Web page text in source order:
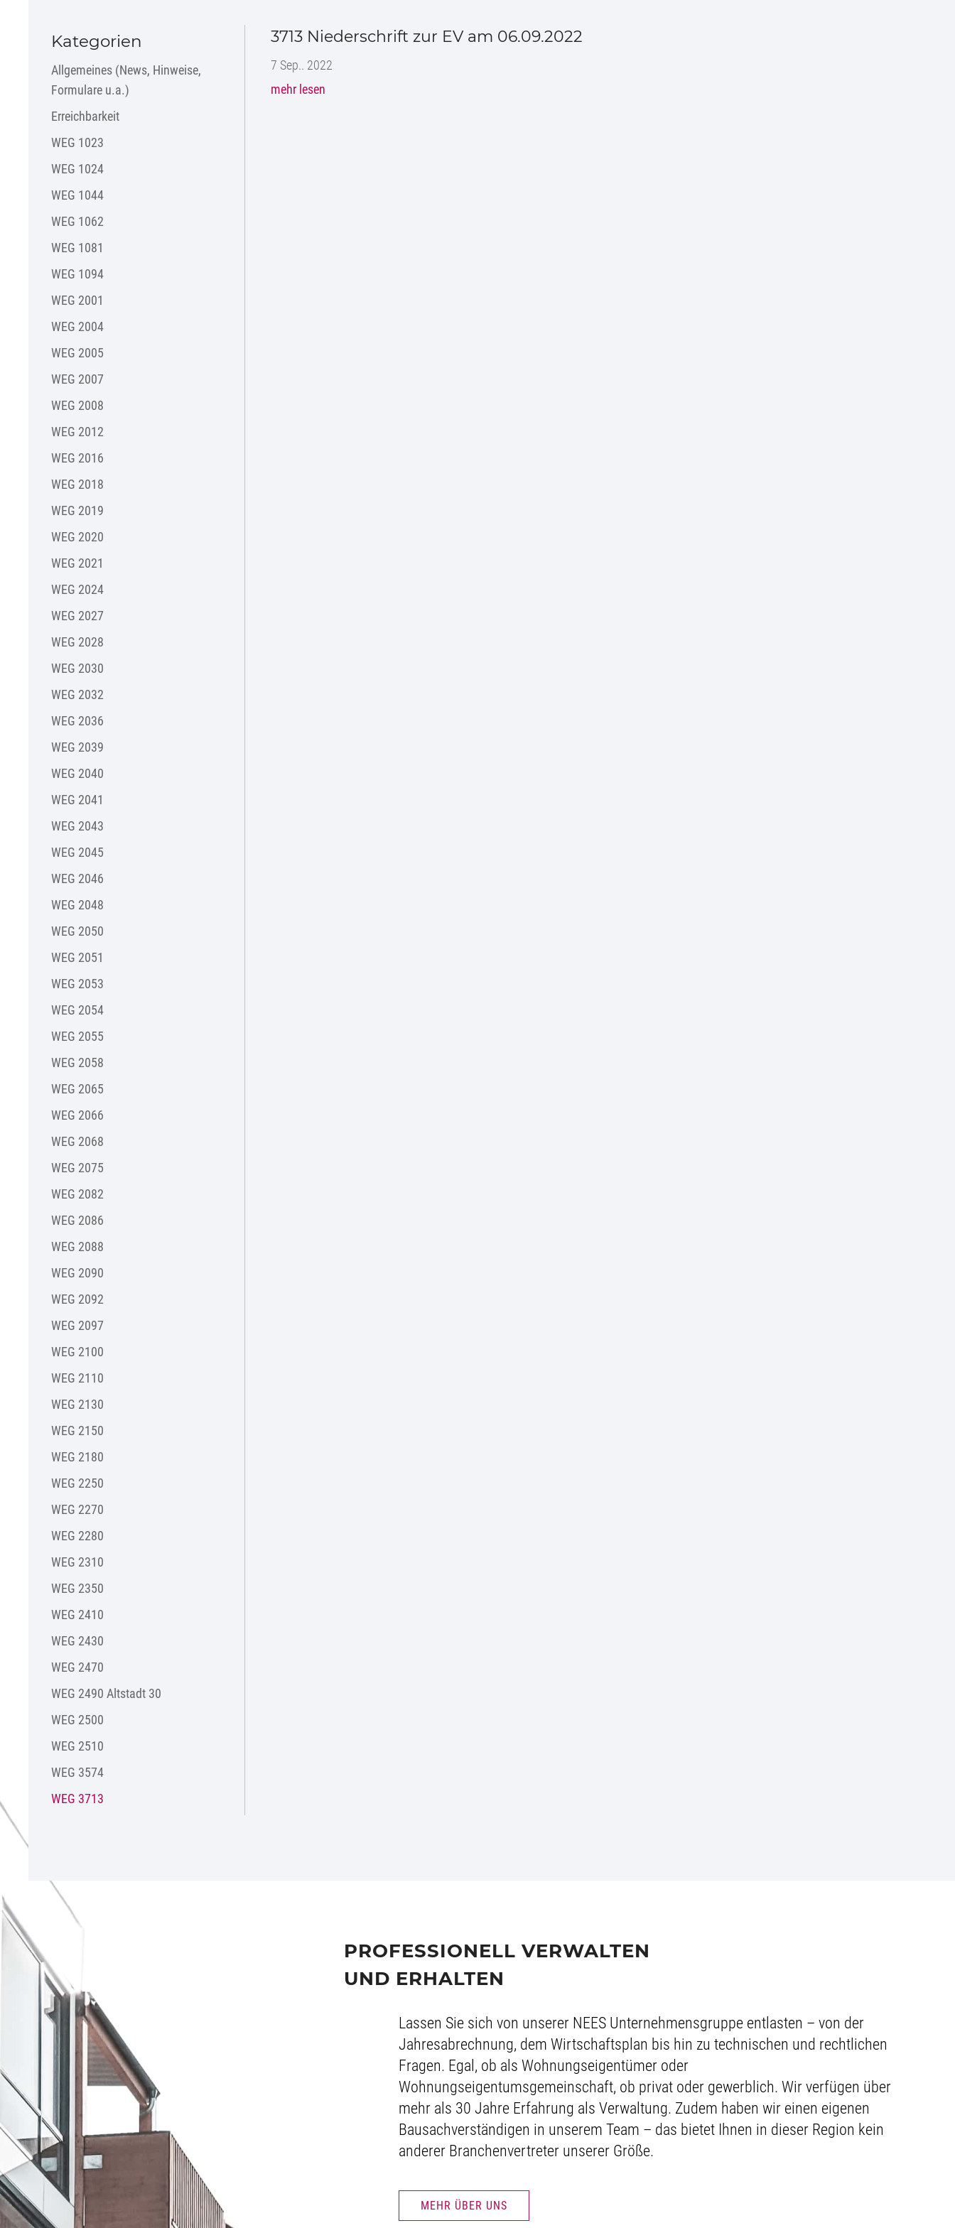
Kategorien
Allgemeines (News, Hinweise,
Formulare u.a.)
Erreichbarkeit
WEG 1023
WEG 1024
WEG 1044
WEG 1062
WEG 1081
WEG 1094
WEG 2001
WEG 2004
WEG 2005
WEG 2007
WEG 2008
WEG 2012
WEG 2016
WEG 2018
WEG 2019
WEG 2020
WEG 2021
WEG 2024
WEG 2027
WEG 2028
WEG 2030
WEG 2032
WEG 2036
WEG 2039
WEG 2040
WEG 2041
WEG 2043
WEG 2045
WEG 2046
WEG 2048
WEG 2050
WEG 2051
WEG 2053
WEG 2054
WEG 2055
WEG 2058
WEG 2065
WEG 2066
WEG 2068
WEG 2075
WEG 2082
WEG 2086
WEG 2088
WEG 2090
WEG 2092
WEG 2097
WEG 2100
WEG 2110
WEG 2130
WEG 2150
WEG 2180
WEG 2250
WEG 2270
WEG 2280
WEG 2310
WEG 2350
WEG 2410
WEG 2430
WEG 2470
WEG 2490 Altstadt 30
WEG 2500
WEG 2510
WEG 3574
WEG 3713
3713 Niederschrift zur EV am 06.09.2022
7 Sep.. 2022
mehr lesen
PROFESSIONELL VERWALTEN
UND ERHALTEN
Lassen Sie sich von unserer NEES Unternehmensgruppe entlasten – von der
Jahresabrechnung, dem Wirtschaftsplan bis hin zu technischen und rechtlichen
Fragen. Egal, ob als Wohnungseigentümer oder
Wohnungseigentumsgemeinschaft, ob privat oder gewerblich. Wir verfügen über
mehr als 30 Jahre Erfahrung als Verwaltung. Zudem haben wir einen eigenen
Bausachverständigen in unserem Team – das bietet Ihnen in dieser Region kein
anderer Branchenvertreter unserer Größe.
MEHR ÜBER UNS